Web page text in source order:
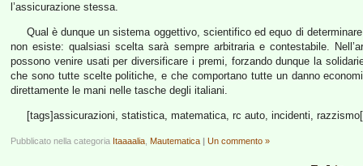
l’assicurazione stessa.
Qual è dunque un sistema oggettivo, scientifico ed equo di
non esiste: qualsiasi scelta sarà sempre arbitraria e contestabile.
possono venire usati per diversificare i premi, forzando dunque la
che sono tutte scelte politiche, e che comportano tutte un danno
direttamente le mani nelle tasche degli italiani.
[tags]assicurazioni, statistica, matematica, rc auto, incidenti,
Pubblicato nella categoria Itaaaalia Mautematica | Un commento »